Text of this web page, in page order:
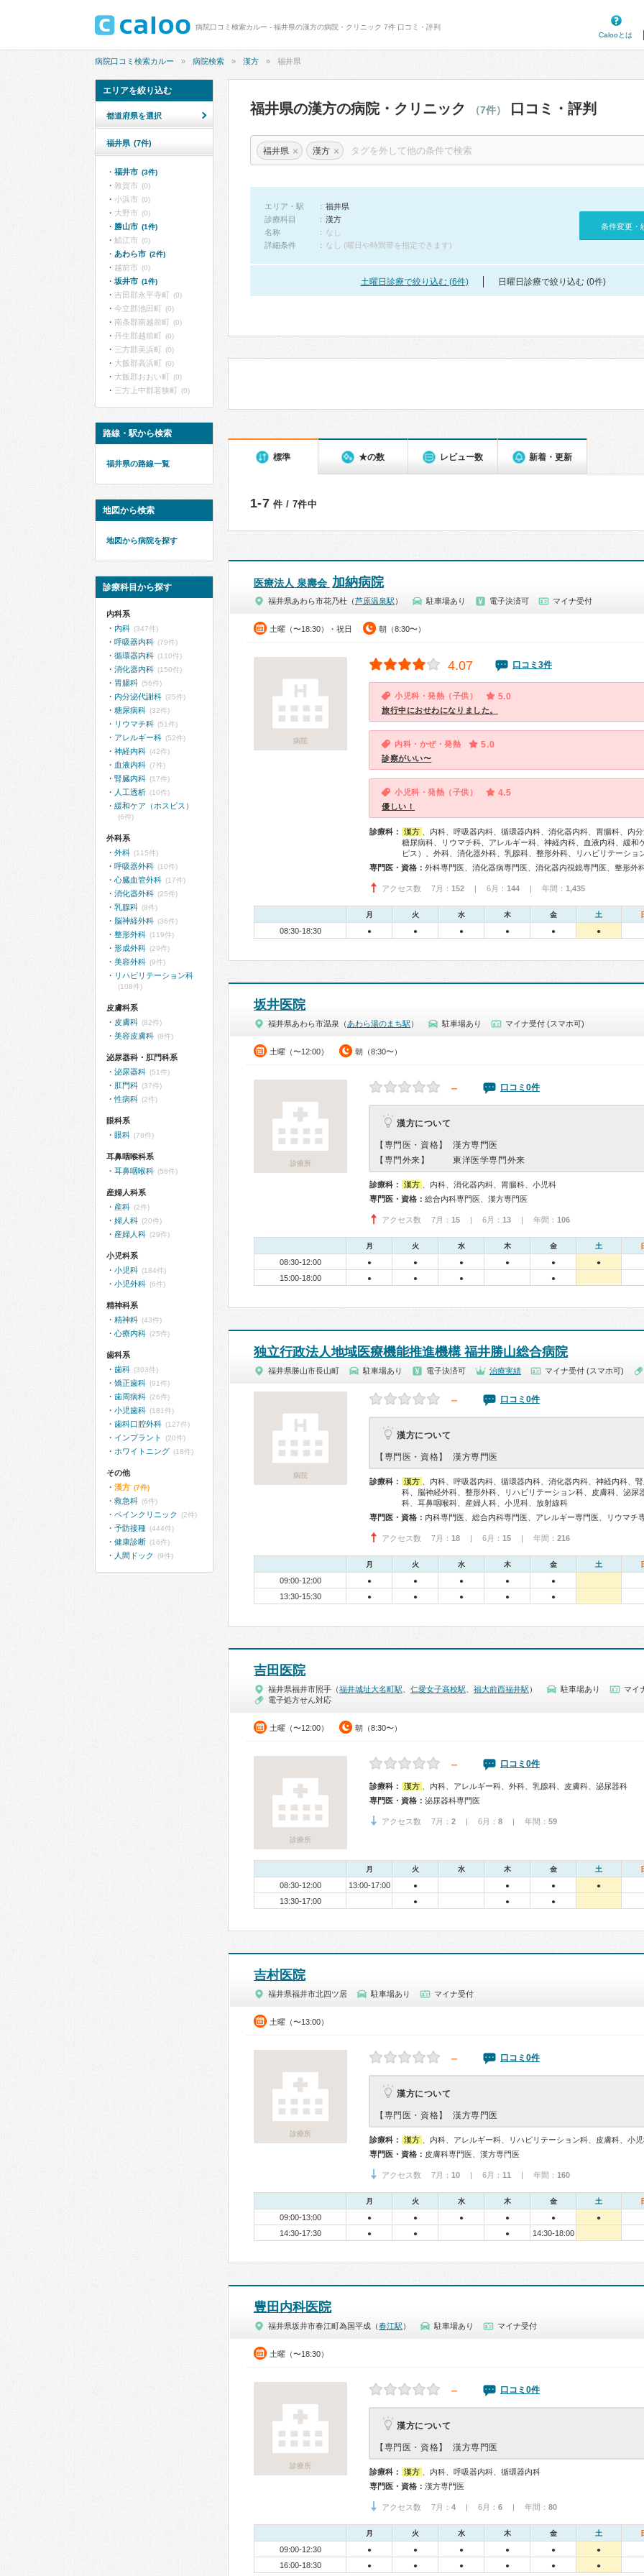
病院口コミ検索カルー - 福井県の漢方の病院・クリニック 7件 口コミ・評判
Calooとは
病院口コミ検索カルー 病院検索 漢方 福井県
福井県の漢方の病院・クリニック （7件） 口コミ・評判
福井県 × 漢方 ×
エリア・駅
福井県
診療科目
漢方
名称
なし
詳細条件
なし (曜日や時間帯を指定できます)
条件変更・
土曜日診療で絞り込む (6件) 日曜日診療で絞り込む (0件)
標準 ★の数 レビュー数 新着・更新
1-7 件 / 7件中
医療法人 泉壽会 加納病院
福井県あわら市花乃杜（芦原温泉駅 ） 駐車場あり 電子決済可 マイナ受付
土曜（〜18:30）・祝日 朝（8:30〜）
病院
4.07 口コミ3件
小児科・発熱（子供） 5.0
旅行中におせわになりました。
内科・かぜ・発熱 5.0
診察がいい〜
小児科・発熱（子供） 4.5
優しい！
診療科： 漢方
、内科、呼吸器内科、循環器内科、消化器内科、胃腸科、内
糖尿病科、リウマチ科、アレルギー科、神経内科、血液内科、緩和
ピス）、外科、消化器外科、乳腺科、整形外科、リハビリテーショ
専門医・資格：
アクセス数 7月： 152 | 6月： 144 | 年間： 1,435
月 火 水 木 金 土
08:30-18:30 ● ● ● ● ● ●
坂井医院
福井県あわら市温泉（ あわら湯のまち駅 ） 駐車場あり マイナ受付 (スマホ可)
土曜（〜12:00） 朝（8:30〜）
診療所
－ 口コミ0件
漢方について
【専門医・資格】
漢方専門医
【専門外来】
東洋医学専門外来
診療科： 漢方
、内科、消化器内科、胃腸科、小児科
専門医・資格： 総合内科専門医、漢方専門医
アクセス数 7月： 15 | 6月： 13 | 年間： 106
月 火 水 木 金 土
08:30-12:00 ● ● ● ● ● ●
15:00-18:00 ● ● ● ●
独立行政法人地域医療機能推進機構 福井勝山総合病院
福井県勝山市長山町 駐車場あり 電子決済可 治療実績 マイナ受付 (スマホ可)
病院
－ 口コミ0件
漢方について
【専門医・資格】 漢方専門医
診療科： 漢方
、内科、呼吸器内科、循環器内科、消化器内科、神経内科、
科、脳神経外科、整形外科、リハビリテーション科、皮膚科、泌尿
科、耳鼻咽喉科、産婦人科、小児科、放射線科
専門医・資格：
アクセス数 7月： 18 | 6月： 15 | 年間： 216
月 火 水 木 金 土
09:00-12:00 ● ● ● ● ●
13:30-15:30 ● ● ● ● ●
吉田医院
福井県福井市照手（福井城址大名町駅 仁愛女子高校駅 福大前西福井駅 ） 駐車場あり
マイ
電子処方せん対応
土曜（〜12:00） 朝（8:30〜）
診療所
－ 口コミ0件
診療科： 漢方
、内科、アレルギー科、外科、乳腺科、皮膚科、泌尿器科
専門医・資格： 泌尿器科専門医
アクセス数 7月： 2 | 6月： 8 | 年間： 59
月 火 水 木 金 土
08:30-12:00 13:00-17:00 ● ● ● ●
13:30-17:00 ● ● ●
吉村医院
福井県福井市北四ツ居 駐車場あり マイナ受付
土曜（〜13:00）
診療所
－ 口コミ0件
漢方について
【専門医・資格】 漢方専門医
診療科： 漢方
、内科、アレルギー科、リハビリテーション科、皮膚科、小
専門医・資格： 皮膚科専門医、漢方専門医
アクセス数 7月： 10 | 6月： 11 | 年間： 160
月 火 水 木 金 土
09:00-13:00 ● ● ● ● ● ●
14:30-17:30 ● ● ● 14:30-18:00
豊田内科医院
福井県坂井市春江町為国平成（春江駅 ） 駐車場あり マイナ受付
土曜（〜18:30）
診療所
－ 口コミ0件
漢方について
【専門医・資格】 漢方専門医
診療科： 漢方
、内科、呼吸器内科、循環器内科
専門医・資格： 漢方専門医
アクセス数 7月： 4 | 6月： 6 | 年間： 80
月 火 水 木 金 土
09:00-12:30 ● ● ● ● ● ●
16:00-18:30 ● ● ● ● ● ●
エリアを絞り込む
都道府県を選択
福井県 (7件)
福井市 (3件)
敦賀市 (0)
小浜市 (0)
大野市 (0)
勝山市 (1件)
鯖江市 (0)
あわら市 (2件)
越前市 (0)
坂井市 (1件)
吉田郡永平寺町 (0)
今立郡池田町 (0)
南条郡南越前町 (0)
丹生郡越前町 (0)
三方郡美浜町 (0)
大飯郡高浜町 (0)
大飯郡おおい町 (0)
三方上中郡若狭町 (0)
路線・駅から検索
福井県の路線一覧
地図から検索
地図から病院を探す
診療科目から探す
内科系
内科 (347件)
呼吸器内科 (79件)
循環器内科 (110件)
消化器内科 (150件)
胃腸科 (56件)
内分泌代謝科 (25件)
糖尿病科 (32件)
リウマチ科 (51件)
アレルギー科 (52件)
神経内科 (42件)
血液内科 (7件)
腎臓内科 (17件)
人工透析 (10件)
緩和ケア（ホスピス）
(6件)
外科系
外科 (115件)
呼吸器外科 (10件)
心臓血管外科 (17件)
消化器外科 (25件)
乳腺科 (8件)
脳神経外科 (36件)
整形外科 (119件)
形成外科 (29件)
美容外科 (9件)
リハビリテーション科
(108件)
皮膚科系
皮膚科 (82件)
美容皮膚科 (8件)
泌尿器科・肛門科系
泌尿器科 (51件)
肛門科 (37件)
性病科 (2件)
眼科系
眼科 (78件)
耳鼻咽喉科系
耳鼻咽喉科 (58件)
産婦人科系
産科 (2件)
婦人科 (20件)
産婦人科 (29件)
小児科系
小児科 (184件)
小児外科 (6件)
精神科系
精神科 (43件)
心療内科 (25件)
歯科系
歯科 (303件)
矯正歯科 (91件)
歯周病科 (26件)
小児歯科 (181件)
歯科口腔外科 (127件)
インプラント (20件)
ホワイトニング (18件)
その他
漢方 (7件)
救急科 (6件)
ペインクリニック (2件)
予防接種 (444件)
健康診断 (16件)
人間ドック (9件)